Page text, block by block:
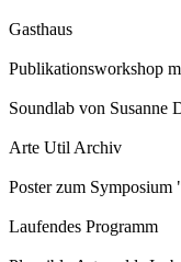
Gasthaus
Publikationsworkshop
Soundlab von Susanne
Arte Util Archiv
Poster zum
Laufendes Programm